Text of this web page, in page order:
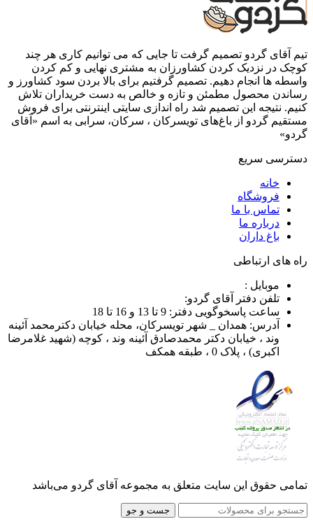
تیم آقای گردو تصمیم گرفت تا جایی که می توانیم کاری هر چند
کوچک در نزدیک کردن کشاورزان به مشتری نهایی و کم کردن
واسطه ها انجام دهیم. تصمیم گرفتیم برای بالا بردن سود کشاورز و
رساندن محصول مطمئن و تازه و خالص به دست خریداران تلاش
کنیم. نتیجه این تصمیم شد راه اندازی سایتی اینترنتی برای فروش
مستقیم گردو از باغ‌های تویسرکان ، سرکان، سرابی به اسم «آقای
گردو»
دسترسی سریع
خانه
فروشگاه
تماس با ما
درباره ما
باغ داران
راه های ارتباطی
موبایل :
تلفن دفتر آقای گردو:
ساعت پاسخوگویی دفتر: 9 تا 13 و 16 تا 18
آدرس: همدان _ شهر تویسرکان، محله خیابان دکترمحمد آئینه
وند ، خیابان دکتر محمدصادق آئینه وند ، کوچه (شهید غلامرضا
اکبری) ، پلاک 0 ، طبقه همکف
تمامی حقوق این سایت متعلق به مجموعه آقای گردو می‌باشد
جست و جو